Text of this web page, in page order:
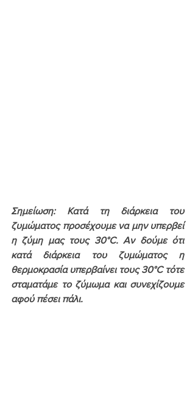
Σημείωση: Κατά τη διάρκεια του
ζυμώματος προσέχουμε να μην υπερβεί
η ζύμη μας τους 30°C. Αν δούμε ότι
κατά διάρκεια του ζυμώματος η
θερμοκρασία υπερβαίνει τους 30°C τότε
σταματάμε το ζύμωμα και συνεχίζουμε
αφού πέσει πάλι.